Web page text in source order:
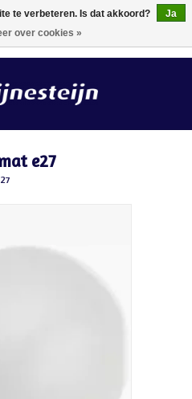
e27
te verbeteren. Is dat akkoord?
Ja
over cookies »